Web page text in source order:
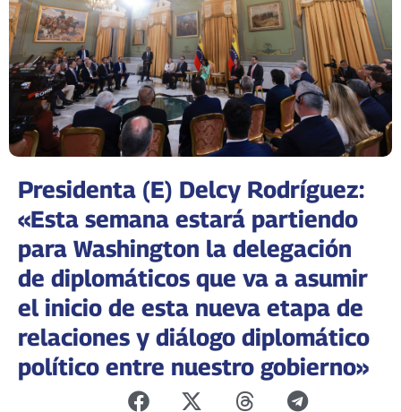
Presidenta (E) Delcy Rodríguez:
«Esta semana estará partiendo
para Washington la delegación
de diplomáticos que va a asumir
el inicio de esta nueva etapa de
relaciones y diálogo diplomático
político entre nuestro gobierno»